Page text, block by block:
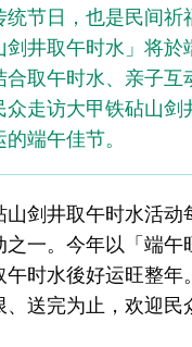
节日，也是民间
剑井取午时水」将
取午时水、亲子
众走访大甲铁砧山
端午佳节。
剑井取午时水活
一。今年以「端
时水後好运旺整
、送完为止，欢迎